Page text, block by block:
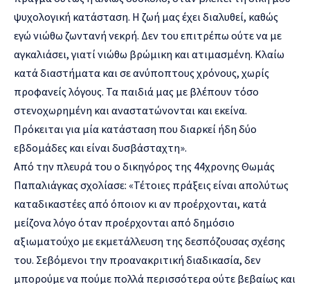
ψυχολογική κατάσταση. Η ζωή μας έχει διαλυθεί, καθώς
εγώ νιώθω ζωντανή νεκρή. Δεν του επιτρέπω ούτε να με
αγκαλιάσει, γιατί νιώθω βρώμικη και ατιμασμένη. Κλαίω
κατά διαστήματα και σε ανύποπτους χρόνους, χωρίς
προφανείς λόγους. Τα παιδιά μας με βλέπουν τόσο
στενοχωρημένη και αναστατώνονται και εκείνα.
Πρόκειται για μία κατάσταση που διαρκεί ήδη δύο
εβδομάδες και είναι δυσβάσταχτη».
Από την πλευρά του ο δικηγόρος της 44χρονης Θωμάς
Παπαλιάγκας σχολίασε: «Τέτοιες πράξεις είναι απολύτως
καταδικαστέες από όποιον κι αν προέρχονται, κατά
μείζονα λόγο όταν προέρχονται από δημόσιο
αξιωματούχο με εκμετάλλευση της δεσπόζουσας σχέσης
του. Σεβόμενοι την προανακριτική διαδικασία, δεν
μπορούμε να πούμε πολλά περισσότερα ούτε βεβαίως και